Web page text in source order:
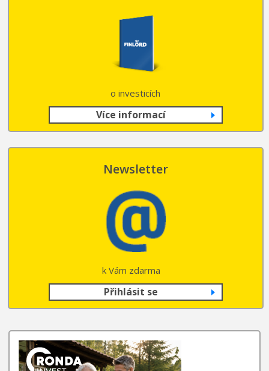
o investicích
Více informací
Newsletter
k Vám zdarma
Přihlásit se